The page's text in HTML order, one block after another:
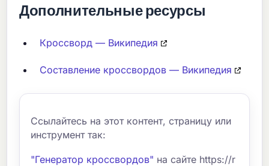
Дополнительные ресурсы
Кроссворд — Википедия
Составление кроссвордов — Википедия
Ссылайтесь на этот контент, страницу или
инструмент так:
"Генератор кроссвордов" на сайте https://r